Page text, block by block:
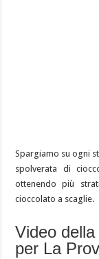
Spargiamo su ogni
spolverata di
ottenendo più
cioccolato a scaglie.
Video
per La